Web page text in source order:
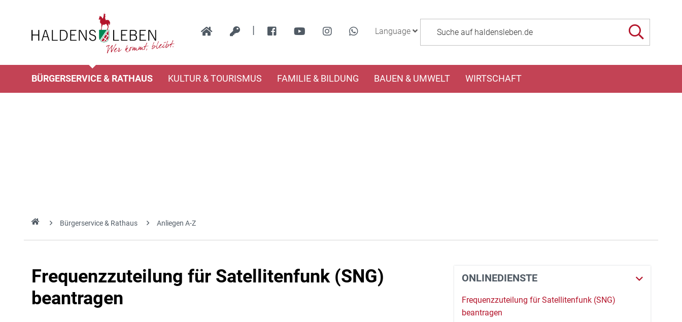
| Language
BÜRGERSERVICE & RATHAUS KULTUR & TOURISMUS FAMILIE & BILDUNG BAUEN & UMWELT WIRTSCHAFT
Bürgerservice & Rathaus Anliegen A-Z
Frequenzzuteilung für Satellitenfunk (SNG)
beantragen
ONLINEDIENSTE
Frequenzzuteilung für Satellitenfunk (SNG)
beantragen